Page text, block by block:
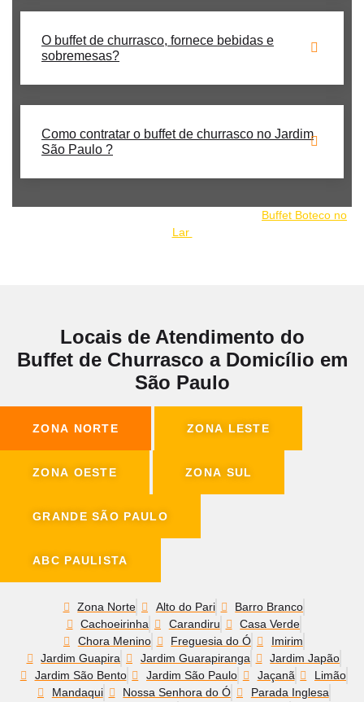
O buffet de churrasco, fornece bebidas e
sobremesas?
Como contratar o buffet de churrasco no Jardim
São Paulo ?
Buffet Boteco no
Lar
Locais de Atendimento do
Buffet de Churrasco a Domicílio em
São Paulo
ZONA NORTE ZONA LESTE
ZONA OESTE ZONA SUL
GRANDE SÃO PAULO
ABC PAULISTA
Zona Norte Alto do Pari
Barro Branco
Cachoeirinha
Carandiru
Casa Verde
Chora Menino
Freguesia do Ó
Imirim
Jardim Guapira
Jardim Guarapiranga
Jardim Japão
Jardim São Bento
Jardim São Paulo Jaçanã
Limão
Mandaqui
Nossa Senhora do Ó
Parada Inglesa